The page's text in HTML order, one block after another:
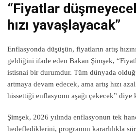
“Fiyatlar
hızı yavaşlayacak”
Enflasyonda düşüşün, fiyatların artış
geldiğini ifade eden Bakan Şimşek,
istisnai bir durumdur. Tüm dünyada
artmaya devam edecek, ama artış hızı
hissettiği enflasyonu aşağı çekecek” diye
Şimşek, 2026 yılında enflasyonun tek
hedeflediklerini, programın kararlılıkla